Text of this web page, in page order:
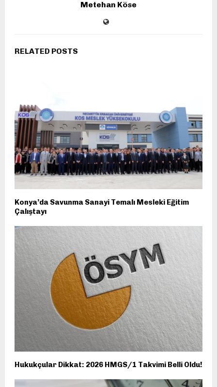
Metehan Köse
RELATED POSTS
Konya’da Savunma Sanayi Temalı Mesleki Eğitim
Çalıştayı
Hukukçular Dikkat: 2026 HMGS/1 Takvimi Belli Oldu!